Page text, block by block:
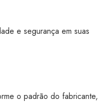
e segurança em suas
o padrão do fabricante,